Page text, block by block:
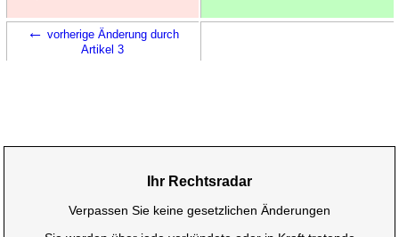
← vorherige Änderung durch
Artikel 3
Ihr Rechtsradar
Verpassen Sie keine gesetzlichen Änderungen